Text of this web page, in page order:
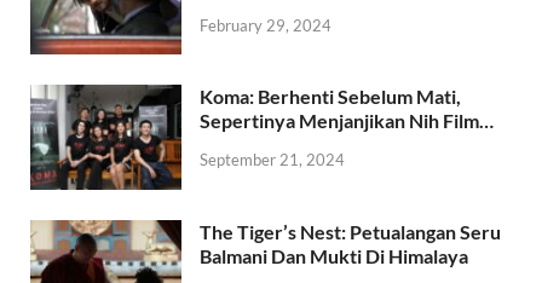
February 29, 2024
Koma: Berhenti Sebelum Mati,
Sepertinya Menjanjikan Nih Film…
September 21, 2024
The Tiger’s Nest: Petualangan Seru
Balmani Dan Mukti Di Himalaya